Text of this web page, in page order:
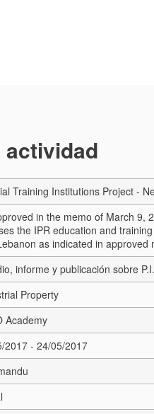
actividad
Training Institutions Project -
in the memo of March 9,
the IPR education and
as indicated in approved
informe y publicación sobre P.I.
Property
Academy
2017 - 24/05/2017